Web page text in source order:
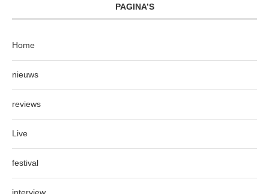
PAGINA’S
Home
nieuws
reviews
Live
festival